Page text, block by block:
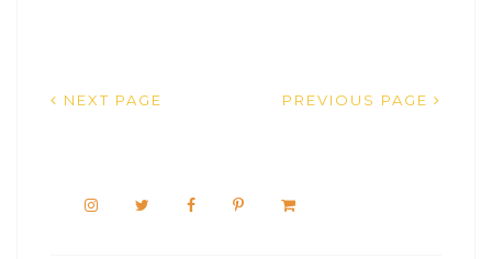
NEXT PAGE PREVIOUS PAGE